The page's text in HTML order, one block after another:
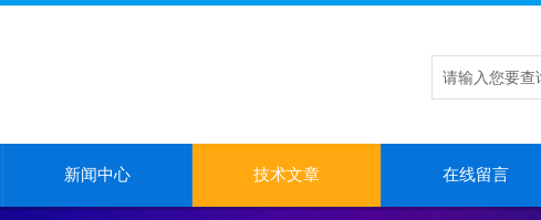
新闻中心 技术文章 在线留言